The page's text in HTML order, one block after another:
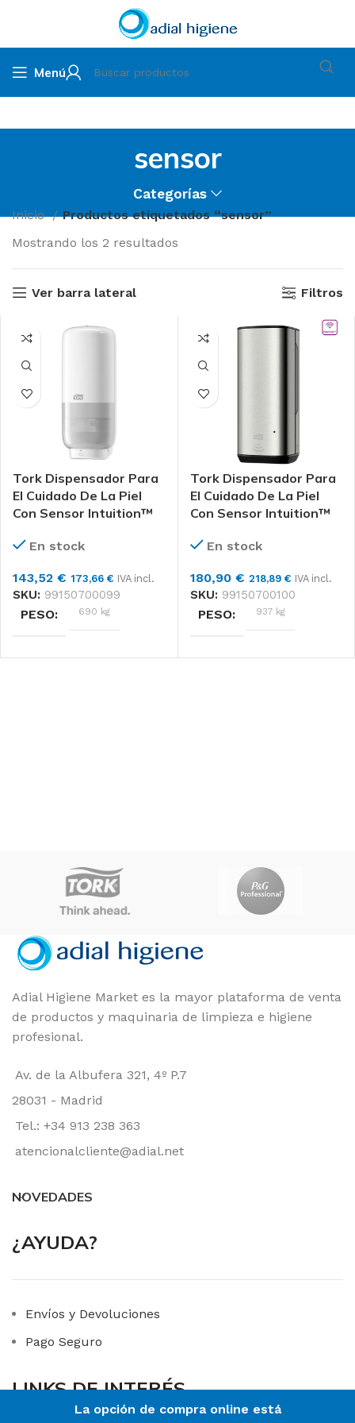
La opción de compra online está
Menú
sensor
Categorías
Inicio
Productos etiquetados “sensor”
Mostrando los 2 resultados
Ver barra lateral Filtros
Tork Dispensador Para
El Cuidado De La Piel
Con Sensor Intuition™
En stock
143,52 € 173,66 € IVA incl.
SKU: 99150700099
PESO 690 kg
DIMENSIONES
Tork Dispensador Para
El Cuidado De La Piel
Con Sensor Intuition™
En stock
180,90 € 218,89 € IVA incl.
SKU: 99150700100
PESO 937 kg
DIMENSIONES
Adial Higiene Market es la mayor plataforma de venta
de productos y maquinaria de limpieza e higiene
profesional.
Av. de la Albufera 321, 4º P.7
28031 - Madrid
Tel.: +34 913 238 363
atencionalcliente@adial.net
NOVEDADES
¿AYUDA?
Envíos y Devoluciones
Pago Seguro
LINKS DE INTERÉS